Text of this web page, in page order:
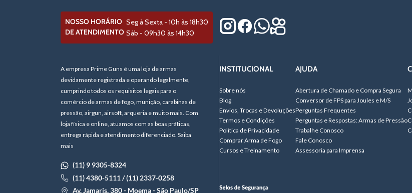
NOSSO HORÁRIO
DE ATENDIMENTO
Seg à Sexta - 10h às 18h30
Sáb - 09h30 às 14h30
A empresa Prime Guns é uma loja de armas
devidamente registrada e operando legalmente,
cumprindo todos os requisitos legais para o
comércio de armas de fogo, munição, carabinas de
pressão, airgun, airsoft, arqueria e muito mais. Com
loja física e online, atuamos com as boas práticas,
entrega rápida e atendimento diferenciado. Saiba
mais
(11) 9 9305-8324
(11) 4380-5111 / (11) 2337-0258
Av. Jamaris, 380 - Moema - São Paulo/SP
INSTITUCIONAL
Sobre nós
Blog
Envios, Trocas e Devoluções
Termos e Condições
Política de Privacidade
Comprar Arma de Fogo
Cursos e Treinamento
AJUDA
Abertura de Chamado e Compra Segura
Conversor de FPS para Joules e M/S
Perguntas Frequentes
Perguntas e Respostas: Armas de Pressão
Trabalhe Conosco
Fale Conosco
Assessoria para Imprensa